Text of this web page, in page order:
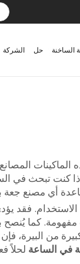
الساخنة حل الشركة
إذا كنت تبحث في
مساعدة أي مصنع
فقد
كما يُنصح
من البيرة،
لحلاً